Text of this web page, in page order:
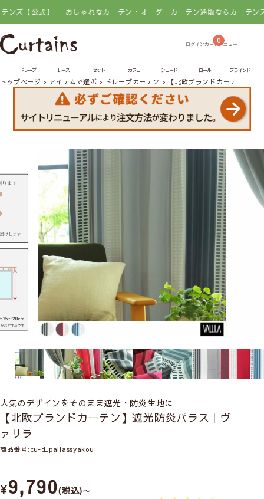
式】 おしゃれなカーテン・オーダーカーテン通販ならカーテンズ【公式】
0
ドレープ レース セット カフェ シェード ロール ブラインド
トップページ アイテムで選ぶ ドレープカーテン 【北欧ブランドカーテン】遮
人気のデザインをそのまま遮光・防炎生地に
【北欧ブランドカーテン】遮光防炎パラス｜ヴ
ァリラ
商品番号 cu-d_pallassyakou
¥9,790 税込 〜